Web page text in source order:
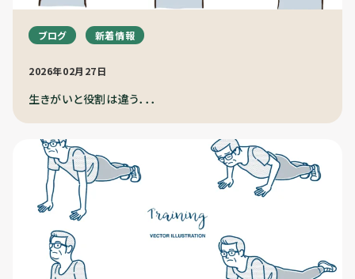
ブログ 新着情報
2026年02月27日
生きがいと役割は違う．．．